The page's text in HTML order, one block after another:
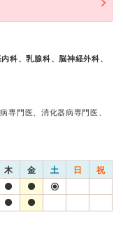
科、乳腺科、脳神経外科、
専門医、消化器病専門医、
木 金 土 日 祝